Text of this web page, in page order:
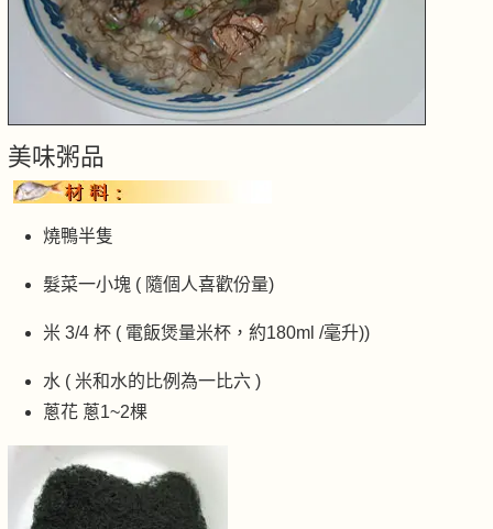
美味粥品
燒鴨半隻
髮菜一小塊 ( 隨個人喜歡份量)
米 3/4 杯 ( 電飯煲量米杯，約180ml /毫升))
水 ( 米和水的比例為一比六 )
蔥花 蔥1~2棵